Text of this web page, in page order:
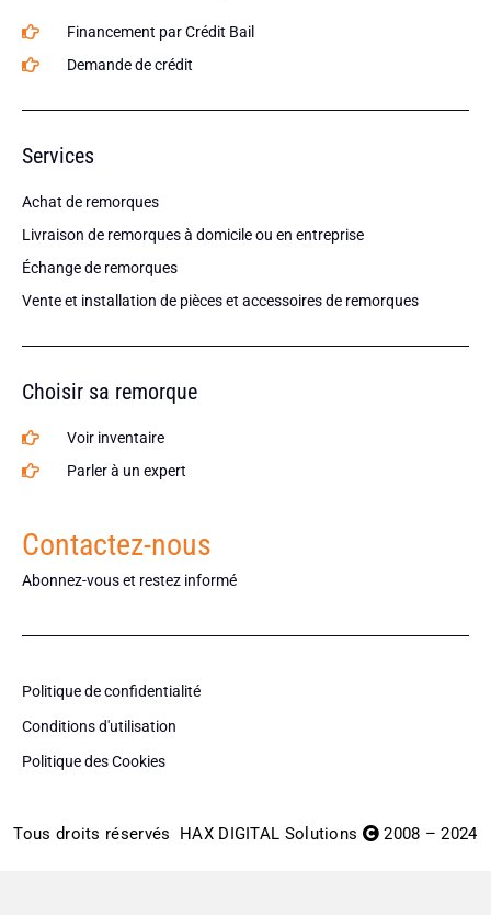
Financement par Crédit Bail
Demande de crédit
Services
Achat de remorques
Livraison de remorques à domicile ou en entreprise
Échange de remorques
Vente et installation de pièces et accessoires de remorques
Choisir sa remorque
Voir inventaire
Parler à un expert
Contactez-nous
Abonnez-vous et restez informé
Politique de confidentialité
Conditions d'utilisation
Politique des Cookies
Tous droits réservés HAX DIGITAL Solutions 2008 – 2024